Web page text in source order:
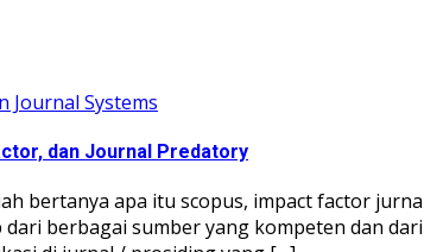
Journal Systems
dan Journal Predatory
bertanya apa itu scopus, impact factor
berbagai sumber yang kompeten dan